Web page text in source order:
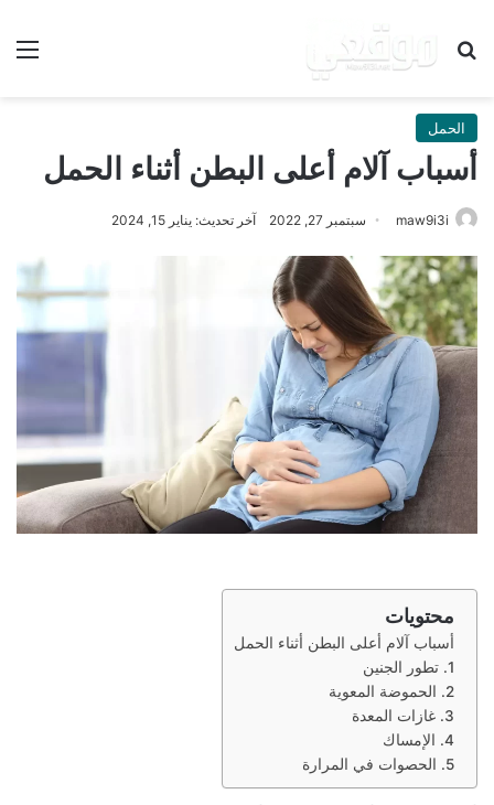
بحث عن
الحمل
أسباب آلام أعلى البطن أثناء الحمل
maw9i3i سبتمبر 27, 2022 آخر تحديث: يناير 15, 2024
محتويات
أسباب آلام أعلى البطن أثناء الحمل
1. تطور الجنين
2. الحموضة المعوية
3. غازات المعدة
4. الإمساك
5. الحصوات في المرارة